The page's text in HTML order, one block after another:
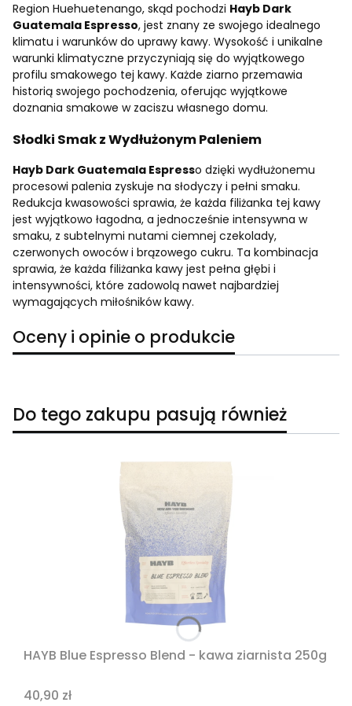
Region Huehuetenango, skąd pochodzi Hayb Dark
Guatemala Espresso, jest znany ze swojego idealnego
klimatu i warunków do uprawy kawy. Wysokość i unikalne
warunki klimatyczne przyczyniają się do wyjątkowego
profilu smakowego tej kawy. Każde ziarno przemawia
historią swojego pochodzenia, oferując wyjątkowe
doznania smakowe w zaciszu własnego domu.
Słodki Smak z Wydłużonym Paleniem
Hayb Dark Guatemala Espresso dzięki wydłużonemu
procesowi palenia zyskuje na słodyczy i pełni smaku.
Redukcja kwasowości sprawia, że każda filiżanka tej kawy
jest wyjątkowo łagodna, a jednocześnie intensywna w
smaku, z subtelnymi nutami ciemnej czekolady,
czerwonych owoców i brązowego cukru. Ta kombinacja
sprawia, że każda filiżanka kawy jest pełna głębi i
intensywności, które zadowolą nawet najbardziej
wymagających miłośników kawy.
Oceny i opinie o produkcie
Do tego zakupu pasują również
HAYB Blue Espresso Blend - kawa ziarnista 250g
Cena
40,90 zł